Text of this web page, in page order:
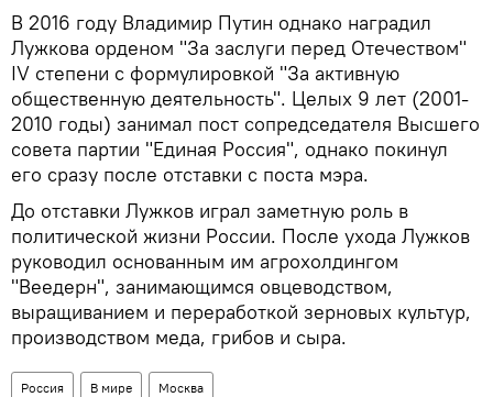
В 2016 году Владимир Путин однако наградил
Лужкова орденом "За заслуги перед Отечеством"
IV степени с формулировкой "За активную
общественную деятельность". Целых 9 лет (2001-
2010 годы) занимал пост сопредседателя Высшего
совета партии "Единая Россия", однако покинул
его сразу после отставки с поста мэра.
До отставки Лужков играл заметную роль в
политической жизни России. После ухода Лужков
руководил основанным им агрохолдингом
"Веедерн", занимающимся овцеводством,
выращиванием и переработкой зерновых культур,
производством меда, грибов и сыра.
Россия В мире Москва